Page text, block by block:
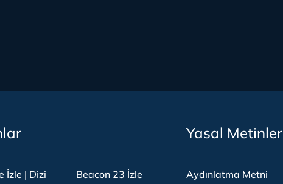
İzle | Dizi Beacon 23 İzle
Yasal Metinler
Aydınlatma Metni